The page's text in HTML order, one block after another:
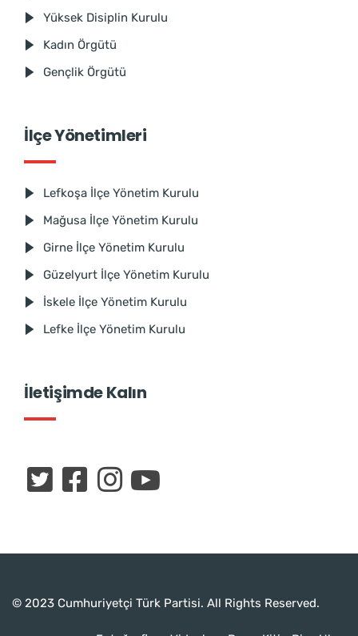
Yüksek Disiplin Kurulu
Kadın Örgütü
Gençlik Örgütü
İlçe Yönetimleri
Lefkoşa İlçe Yönetim Kurulu
Mağusa İlçe Yönetim Kurulu
Girne İlçe Yönetim Kurulu
Güzelyurt İlçe Yönetim Kurulu
İskele İlçe Yönetim Kurulu
Lefke İlçe Yönetim Kurulu
İletişimde Kalın
© 2023 Cumhuriyetçi Türk Partisi. All Rights Reserved.